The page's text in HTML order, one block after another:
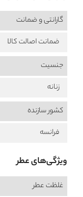
گارانتی و ضمانت
ضمانت اصالت کالا
جنسیت
زنانه
کشور سازنده
فرانسه
ویژگی‌های عطر
غلظت عطر